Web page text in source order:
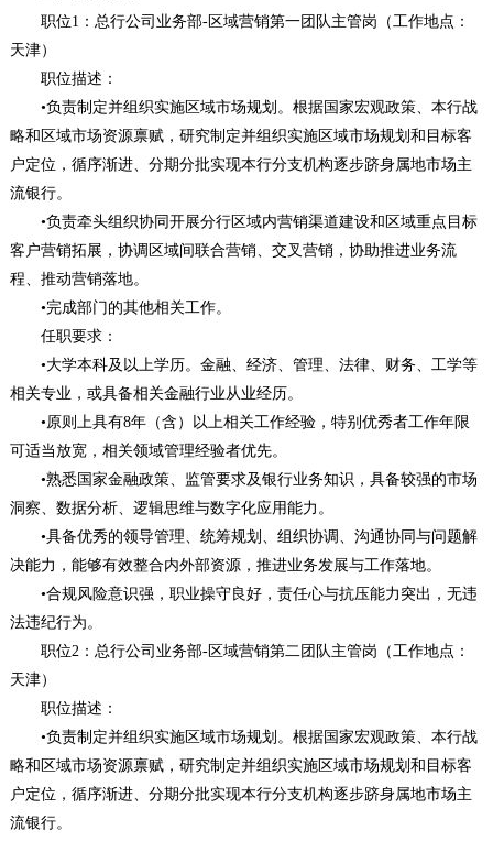
职位1：总行公司业务部-区域营销第一团队主管岗（工作地点：
天津）
职位描述：
•负责制定并组织实施区域市场规划。根据国家宏观政策、本行战
略和区域市场资源禀赋，研究制定并组织实施区域市场规划和目标客
户定位，循序渐进、分期分批实现本行分支机构逐步跻身属地市场主
流银行。
•负责牵头组织协同开展分行区域内营销渠道建设和区域重点目标
客户营销拓展，协调区域间联合营销、交叉营销，协助推进业务流
程、推动营销落地。
•完成部门的其他相关工作。
任职要求：
•大学本科及以上学历。金融、经济、管理、法律、财务、工学等
相关专业，或具备相关金融行业从业经历。
•原则上具有8年（含）以上相关工作经验，特别优秀者工作年限
可适当放宽，相关领域管理经验者优先。
•熟悉国家金融政策、监管要求及银行业务知识，具备较强的市场
洞察、数据分析、逻辑思维与数字化应用能力。
•具备优秀的领导管理、统筹规划、组织协调、沟通协同与问题解
决能力，能够有效整合内外部资源，推进业务发展与工作落地。
•合规风险意识强，职业操守良好，责任心与抗压能力突出，无违
法违纪行为。
职位2：总行公司业务部-区域营销第二团队主管岗（工作地点：
天津）
职位描述：
•负责制定并组织实施区域市场规划。根据国家宏观政策、本行战
略和区域市场资源禀赋，研究制定并组织实施区域市场规划和目标客
户定位，循序渐进、分期分批实现本行分支机构逐步跻身属地市场主
流银行。